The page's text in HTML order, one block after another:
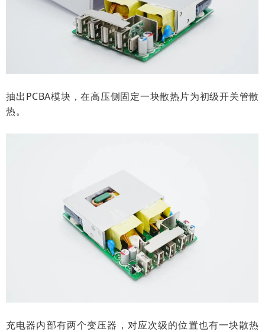
抽出PCBA模块，在高压侧固定一块散热片为初级开关管散
热。
充电器内部有两个变压器，对应次级的位置也有一块散热